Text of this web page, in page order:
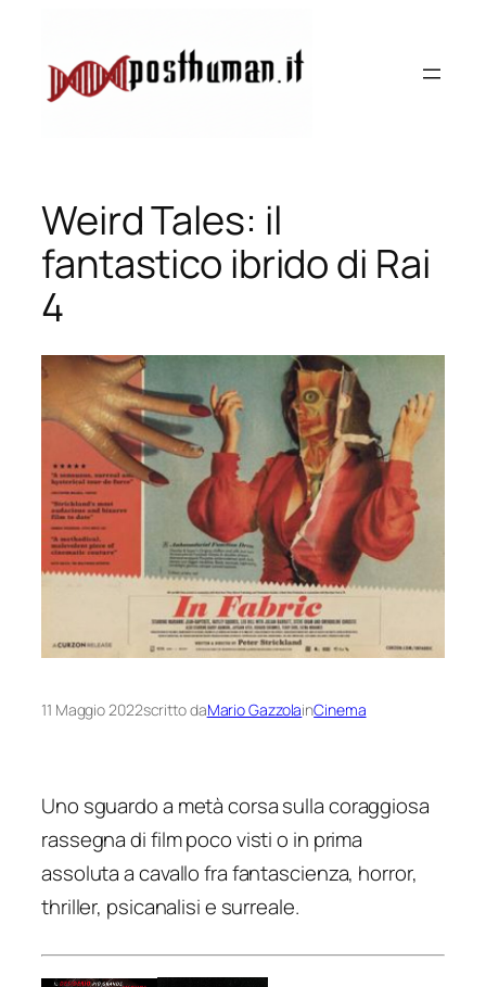
contenuto
Weird Tales: il
fantastico ibrido di Rai
4
11 Maggio 2022scritto daMario GazzolainCinema
Uno sguardo a metà corsa sulla coraggiosa
rassegna di film poco visti o in prima
assoluta a cavallo fra fantascienza, horror,
thriller, psicanalisi e surreale.